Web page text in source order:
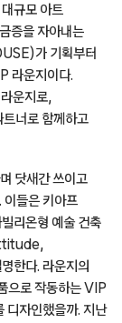
규모 아트
증을 자아내는
가 기획부터
라운지이다.
운지로,
너로 함께하고
닷새간 쓰이고
이들은 키아프
리온형 예술 건축
한다. 라운지의
으로 작동하는 VIP
디자인했을까. 지난